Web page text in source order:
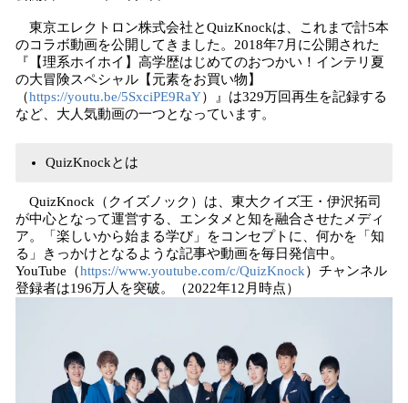
東京エレクトロン株式会社とQuizKnockは、これまで計5本
のコラボ動画を公開してきました。2018年7月に公開された
『【理系ホイホイ】高学歴はじめてのおつかい！インテリ夏
の大冒険スペシャル【元素をお買い物】
（https://youtu.be/5SxciPE9RaY）』は329万回再生を記録する
など、大人気動画の一つとなっています。
QuizKnockとは
QuizKnock（クイズノック）は、東大クイズ王・伊沢拓司
が中心となって運営する、エンタメと知を融合させたメディ
ア。「楽しいから始まる学び」をコンセプトに、何かを「知
る」きっかけとなるような記事や動画を毎日発信中。
YouTube（https://www.youtube.com/c/QuizKnock）チャンネル
登録者は196万人を突破。（2022年12月時点）